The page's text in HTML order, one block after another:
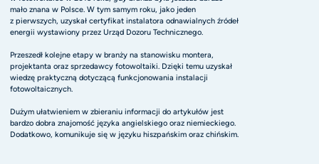
mało znana w Polsce. W tym samym roku, jako jeden
z pierwszych, uzyskał certyfikat instalatora odnawialnych źródeł
energii wystawiony przez Urząd Dozoru Technicznego.
Przeszedł kolejne etapy w branży na stanowisku montera,
projektanta oraz sprzedawcy fotowoltaiki. Dzięki temu uzyskał
wiedzę praktyczną dotyczącą funkcjonowania instalacji
fotowoltaicznych.
Dużym ułatwieniem w zbieraniu informacji do artykułów jest
bardzo dobra znajomość języka angielskiego oraz niemieckiego.
Dodatkowo, komunikuje się w języku hiszpańskim oraz chińskim.